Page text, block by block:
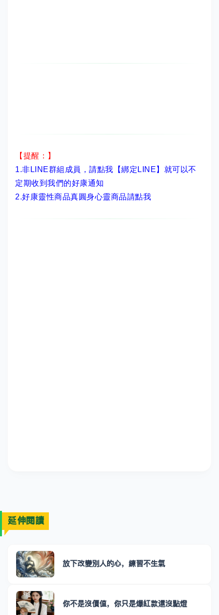
【提醒：】
1.非LINE群組成員， 請點我【綁定LINE】 就可以不
定期收到我們的好康通知
2.好康靈性商品真圓身心靈商品請點我
延伸閱讀
放下改變別人的心，練習不生氣
你不是沒價值，你只是爆紅款還沒點燈